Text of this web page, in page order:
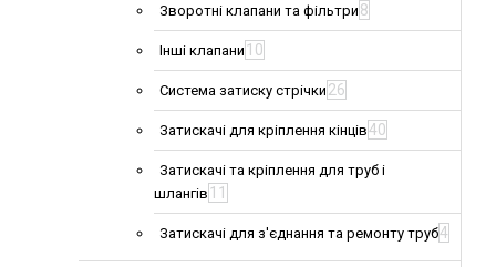
Зворотні клапани та фільтри 8
Інші клапани 10
Система затиску стрічки 26
Затискачі для кріплення кінців40
Затискачі та кріплення для труб і
шлангів 11
Затискачі для з'єднання та ремонту труб4